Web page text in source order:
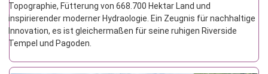
Topographie, Fütterung von 668.700 Hektar Land und
inspirierender moderner Hydraologie. Ein Zeugnis für nachhaltige
Innovation, es ist gleichermaßen für seine ruhigen Riverside
Tempel und Pagoden.